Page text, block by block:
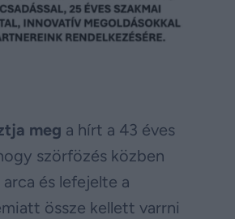
meg a hírt a 43 éves
szörfözés közben
és lefejelte a
össze kellett varrni